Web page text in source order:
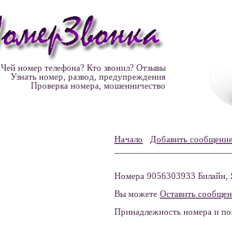
Чей номер телефона? Кто звонил? Отзывы
Узнать номер, развод, предупреждения
Проверка номера, мошенничество
Начало
Добавить сообщение
Номера 9056303933 Билайн,
Вы можете Оставить
Принадлежность номера и